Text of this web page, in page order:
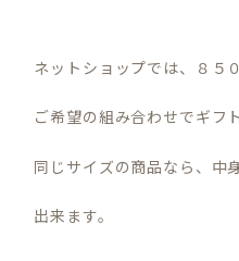
ネットショップでは、８５
ご希望の組み合わせでギフ
同じサイズの商品なら、中
出来ます。